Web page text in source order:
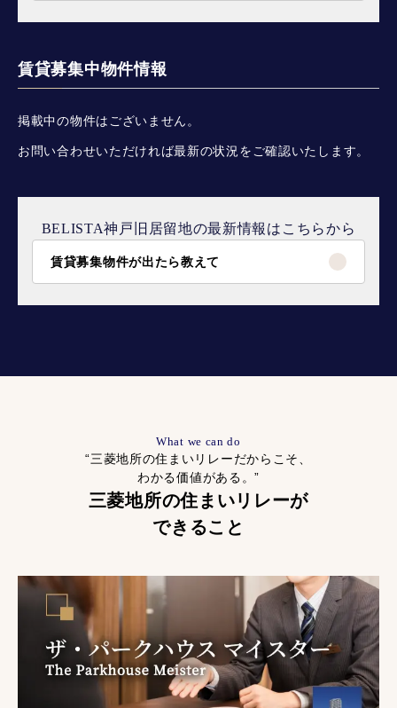
賃貸募集中物件情報
掲載中の物件はございません。
お問い合わせいただければ最新の状況をご確認いたします。
BELISTA神戸旧居留地の最新情報はこちらから
賃貸募集物件が出たら教えて
What we can do
“三菱地所の住まいリレーだからこそ、
わかる価値がある。”
三菱地所の住まいリレーが
できること